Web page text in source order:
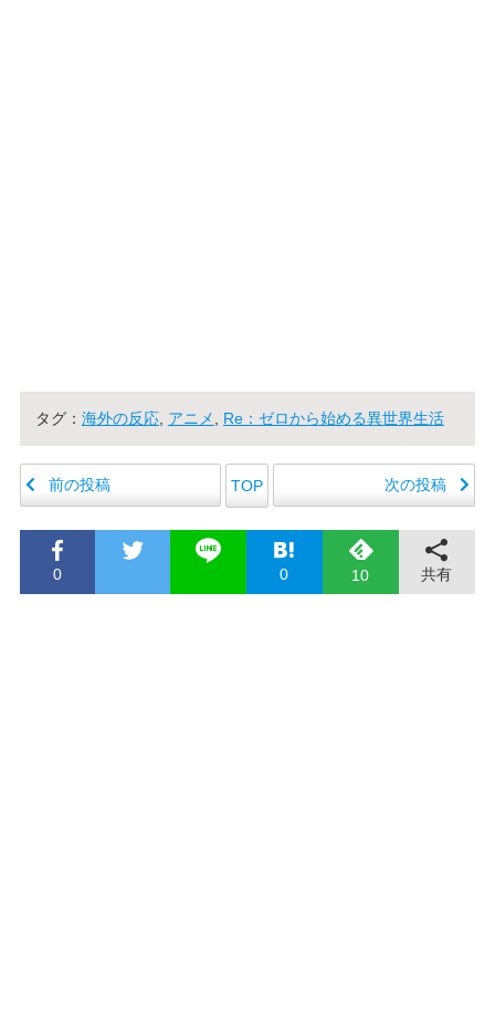
タグ： 海外の反応, アニメ Re：ゼロから始める異世界生活
前の投稿 TOP 次の投稿
0 0 10 共有